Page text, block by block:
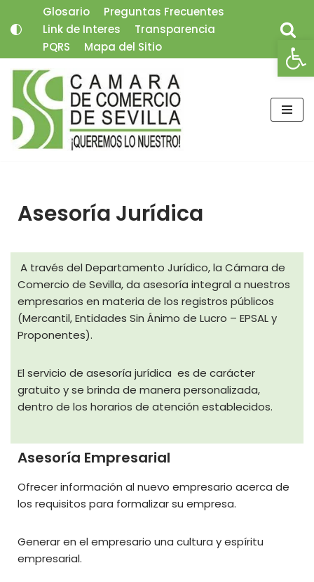
Saltar
contenido
Glosario
Preguntas Frecuentes
Link de Interes
Transparencia
PQRS
Mapa del Sitio
Asesoría Jurídica
A través del Departamento Jurídico, la Cámara de
Comercio de Sevilla, da asesoría integral a nuestros
empresarios en materia de los registros públicos
(Mercantil, Entidades Sin Ánimo de Lucro – EPSAL y
Proponentes).
El servicio de asesoría jurídica es de carácter
gratuito y se brinda de manera personalizada,
dentro de los horarios de atención establecidos.
Asesoría Empresarial
Ofrecer información al nuevo empresario acerca de
los requisitos para formalizar su empresa.
Generar en el empresario una cultura y espíritu
empresarial.